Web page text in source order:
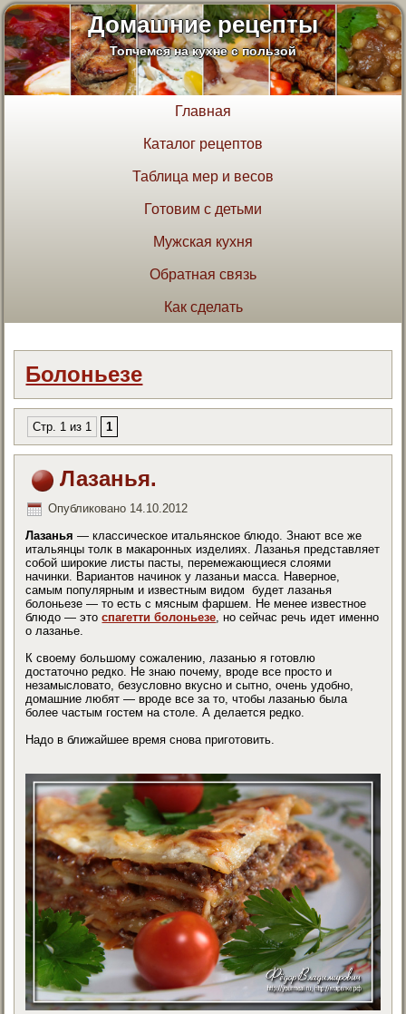
Домашние рецепты
Топчемся на кухне с пользой
Главная
Каталог рецептов
Таблица мер и весов
Готовим с детьми
Мужская кухня
Обратная связь
Как сделать
Болоньезе
Стр. 1 из 1 1
Лазанья.
Опубликовано 14.10.2012
Лазанья — классическое итальянское блюдо. Знают все же
итальянцы толк в макаронных изделиях. Лазанья представляет
собой широкие листы пасты, перемежающиеся слоями
начинки. Вариантов начинок у лазаньи масса. Наверное,
самым популярным и известным видом будет лазанья
болоньезе — то есть с мясным фаршем. Не менее известное
блюдо — этоспагетти болоньезе, но сейчас речь идет именно
о лазанье.
К своему большому сожалению, лазанью я готовлю
достаточно редко. Не знаю почему, вроде все просто и
незамысловато, безусловно вкусно и сытно, очень удобно,
домашние любят — вроде все за то, чтобы лазанью была
более частым гостем на столе. А делается редко.
Надо в ближайшее время снова приготовить.